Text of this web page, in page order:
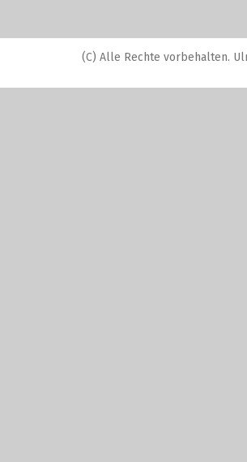
(C) Alle Rechte vorbehalten.